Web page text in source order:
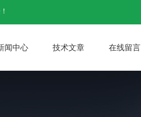
闻中心 技术文章 在线留言